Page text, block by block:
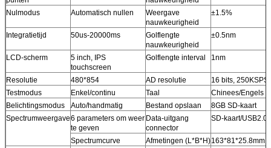
Nulmodus
Automatisch nullen
Weergave
nauwkeurigheid
±1.5%
Integratietijd 50us-20000ms
Golflengte
nauwkeurigheid
±0.5nm
LCD-scherm
5 inch, IPS
touchscreen
Golflengte interval 1nm
Resolutie 480*854 AD resolutie
16 bits, 250KSPS
Testmodus
Enkel/continu Taal
Chinees/Engels
Belichtingsmodus
Auto/handmatig Bestand opslaan
8GB SD-kaart
Spectrumweergave6 parameters om weer
te geven
Data-uitgang
connector
SD-kaart/USB2.0
Spectrumcurve Afmetingen (L*B*H)163*81*25.8mm